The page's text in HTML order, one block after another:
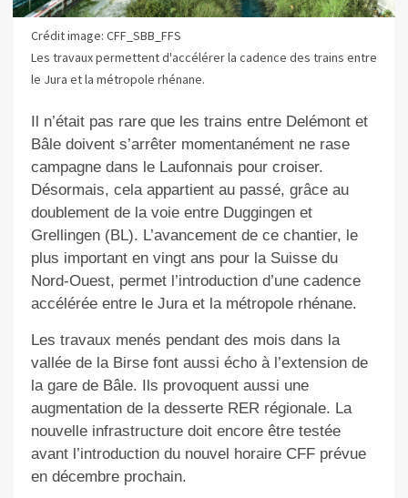
Crédit image: CFF_SBB_FFS
Les travaux permettent d'accélérer la cadence des trains entre
le Jura et la métropole rhénane.
Il n’était pas rare que les trains entre Delémont et
Bâle doivent s’arrêter momentanément ne rase
campagne dans le Laufonnais pour croiser.
Désormais, cela appartient au passé, grâce au
doublement de la voie entre Duggingen et
Grellingen (BL). L’avancement de ce chantier, le
plus important en vingt ans pour la Suisse du
Nord-Ouest, permet l’introduction d’une cadence
accélérée entre le Jura et la métropole rhénane.
Les travaux menés pendant des mois dans la
vallée de la Birse font aussi écho à l’extension de
la gare de Bâle. Ils provoquent aussi une
augmentation de la desserte RER régionale. La
nouvelle infrastructure doit encore être testée
avant l’introduction du nouvel horaire CFF prévue
en décembre prochain.